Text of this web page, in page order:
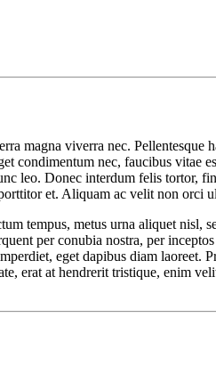
magna viverra nec. Pellentesque
condimentum nec, faucibus
leo. Donec interdum felis tortor,
et. Aliquam ac velit non orci
tempus, metus urna aliquet nisl,
per conubia nostra, per
eget dapibus diam laoreet.
erat at hendrerit tristique, enim